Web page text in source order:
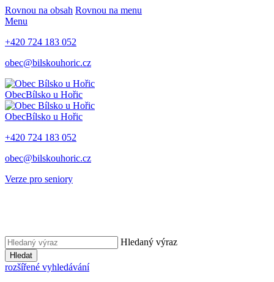
Rovnou na obsah Rovnou na menu
Menu
+420 724 183 052
obec@bilskouhoric.cz
ObecBílsko u Hořic
ObecBílsko u Hořic
+420 724 183 052
obec@bilskouhoric.cz
Verze pro seniory
Hledaný výraz
Hledat
rozšířené vyhledávání